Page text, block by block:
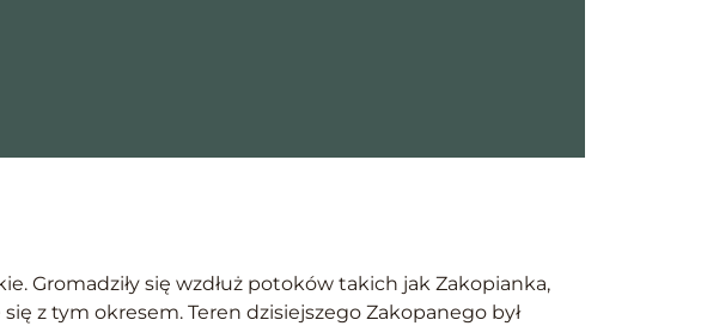
Gromadziły się wzdłuż potoków takich jak Zakopianka,
z tym okresem. Teren dzisiejszego Zakopanego był